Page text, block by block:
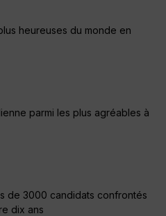
heureuses du monde en
parmi les plus agréables à
de 3000 candidats confrontés
dix ans